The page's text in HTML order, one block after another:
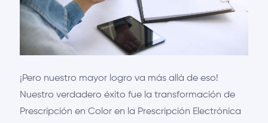
¡Pero nuestro mayor logro va más allá de eso!
Nuestro verdadero éxito fue la transformación de
Prescripción en Color en la Prescripción Electrónica